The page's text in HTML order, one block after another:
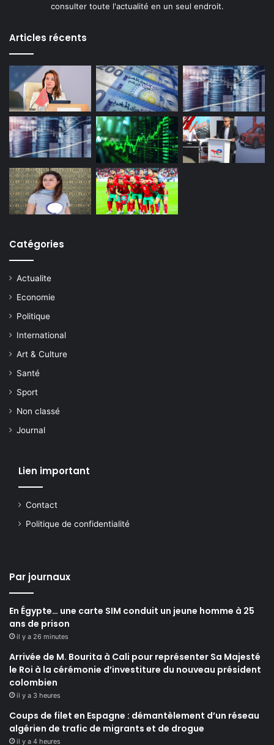
consulter toute l'actualité en un seul endroit.
Articles récents
Catégories
Actualite
Economie
Politique
International
Art & Culture
Santé
Sport
Non classé
Journal
Lien important
Contact
Politique de confidentialité
Par journaux
En Égypte… une carte SIM conduit un jeune homme à 25
ans de prison
il y a 26 minutes
Arrivée de M. Bourita à Cali pour représenter Sa Majesté
le Roi à la cérémonie d’investiture du nouveau président
colombien
il y a 3 heures
Coups de filet en Espagne : démantèlement d’un réseau
algérien de trafic de migrants et de drogue
il y a 4 heures